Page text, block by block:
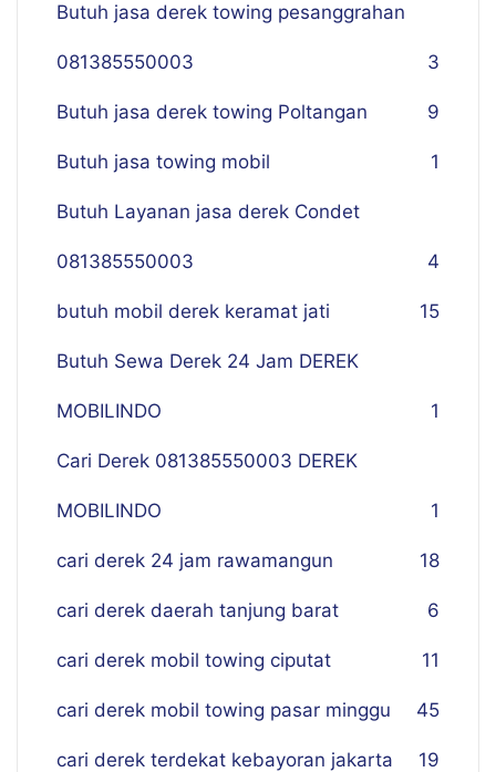
Butuh jasa derek towing pesanggrahan
081385550003 3
Butuh jasa derek towing Poltangan 9
Butuh jasa towing mobil 1
Butuh Layanan jasa derek Condet
081385550003 4
butuh mobil derek keramat jati 15
Butuh Sewa Derek 24 Jam DEREK
MOBILINDO 1
Cari Derek 081385550003 DEREK
MOBILINDO 1
cari derek 24 jam rawamangun 18
cari derek daerah tanjung barat 6
cari derek mobil towing ciputat 11
cari derek mobil towing pasar minggu 45
cari derek terdekat kebayoran jakarta 19